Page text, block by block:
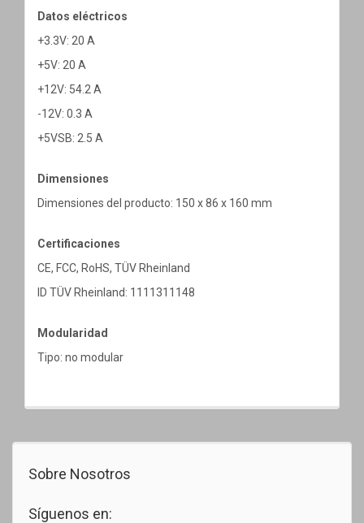
Datos eléctricos
+3.3V: 20 A
+5V: 20 A
+12V: 54.2 A
-12V: 0.3 A
+5VSB: 2.5 A
Dimensiones
Dimensiones del producto: 150 x 86 x 160 mm
Certificaciones
CE, FCC, RoHS, TÜV Rheinland
ID TÜV Rheinland: 1111311148
Modularidad
Tipo: no modular
Sobre Nosotros
Síguenos en: